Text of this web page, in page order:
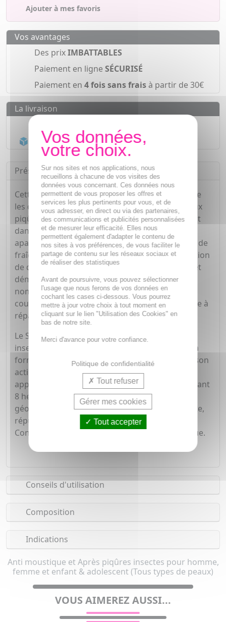
Ajouter à mes favoris
Vos avantages
Des prixIMBATTABLES
Paiement en ligneSÉCURISÉ
Paiement en 4 fois sans fraisà partir de 30€
La livraison
Acheminement Chronopost
Présentation
Cette crème, grâce à ses actifs, apaise et soulage
les démangeaisons/irritations cutanées dues aux
piqûres d'insectes/végétaux. Le menthol présent
dans sa composition renforce cette action
apaisante en procurant une agréable sensation de
fraîcheur et en contribuant à diminuer la sensation
de démangeaison. En plus d'apaiser irritations et
démangeaisons, cette crème grâce à ses
nombreuses huiles essentielles, hydrate les
couches superficielles de l'épiderme et contribue à
réparer la peau agressée.
Le Spray à effet préventif et répulsif contre les
insectes des régions tempérées et tropicales. Sa
formule parfumée accompagne agréablement son
action repoussante. Simple à transporter et à
appliquer, il vous protège continuellement pendant
8 heures des insectes piqueurs de toutes zones
géographiques, incluant les tropicales. Apaisante,
répulsive, protection renforcée 8 heures.
Conditionnement : vaporisateur doseur plastique.
Conseils d'utilisation
Composition
Indications
Anti moustique et Après piqûres insectes pour homme,
femme et enfant & adolescent (Tous types de peaux)
VOUS AIMEREZ AUSSI...
Sur nos sites et nos applications, nous
recueillons à chacune de vos visites des
données vous concernant. Ces données nous
permettent de vous proposer les offres et
services les plus pertinents pour vous, et de
vous adresser, en direct ou via des partenaires,
des communications et publicités personnalisées
et de mesurer leur efficacité. Elles nous
permettent également d'adapter le contenu de
nos sites à vos préférences, de vous faciliter le
partage de contenu sur les réseaux sociaux et
de réaliser des statistiques
Avant de poursuivre, vous pouvez sélectionner
l'usage que nous ferons de vos données en
cochant les cases ci-dessous. Vous pourrez
mettre à jour votre choix à tout moment en
cliquant sur le lien "Utilisation des Cookies" en
bas de notre site.
Merci d'avance pour votre confiance.
Politique de confidentialité
Tout refuser
Gérer mes cookies
Tout accepter